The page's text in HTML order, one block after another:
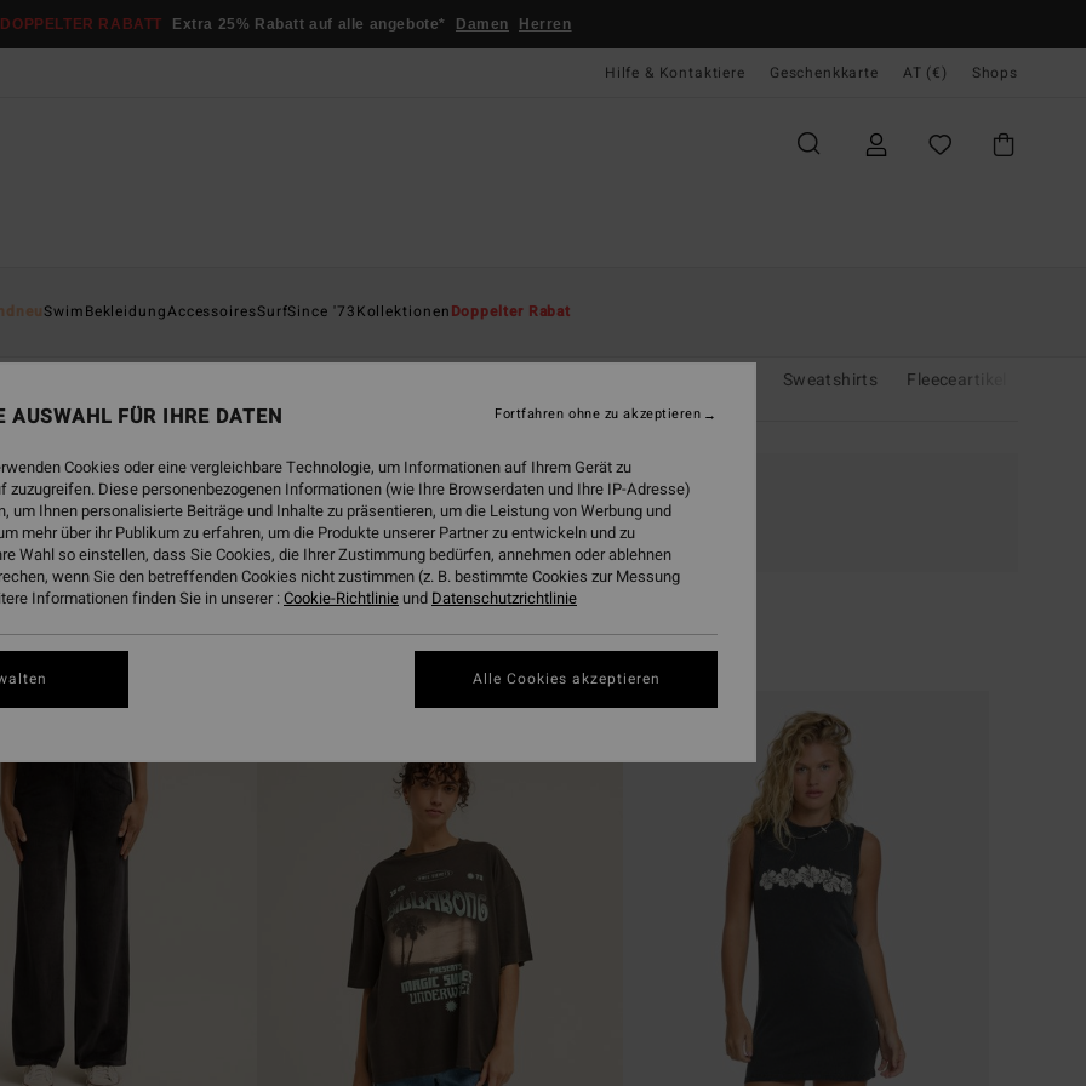
DOPPELTER RABATT Extra 25% Rabatt auf alle angebote* Damen Herren
Hilfe & Kontaktiere Geschenkkarte AT (€) Shops
SwimBekleidungAccessoiresSurfSince '73KollektionenDoppelter Rabat
Sweatshirts Fleeceartikel
wieder da
BRANDNEU
AUSWAHL FÜR IHRE DATEN
Cookies oder eine vergleichbare Technologie, um Informationen auf Ihrem Gerät zu
zuzugreifen. Diese personenbezogenen Informationen (wie Ihre Browserdaten und Ihre IP-Adresse)
um Ihnen personalisierte Beiträge und Inhalte zu präsentieren, um die Leistung von Werbung und
mehr über ihr Publikum zu erfahren, um die Produkte unserer Partner zu entwickeln und zu
Wahl so einstellen, dass Sie Cookies, die Ihrer Zustimmung bedürfen, annehmen oder ablehnen
wenn Sie den betreffenden Cookies nicht zustimmen (z. B. bestimmte Cookies zur Messung
Informationen finden Sie in unserer :Cookie-Richtlinie und Datenschutzrichtlinie
Fortfahren ohne zu akzeptieren
Alle Cookies akzeptieren